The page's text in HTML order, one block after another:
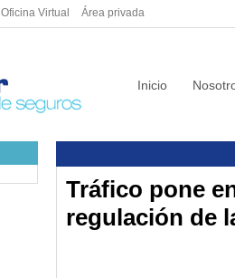
Oficina Virtual Área privada
Inicio
Tráfico pone
regulación de